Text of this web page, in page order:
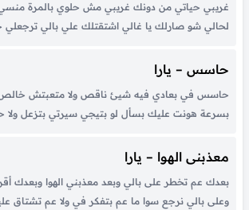
غريبي حياتي من دونك غريبي مش حلوي بالمرة
لحالي شو صارلك يا غالي اشتقتلك علي بالي
تشوفك عيني
حاسس – يارا
حاسس في بعادي فيه شيئ ناقص ولا متعبتش
بسرعة هونت عليك بسأل لو بتيجي سيرتي بتزعل ولا
مية حاجة بتمنع ياعني تلوم نفسك...
معذبنى الهوا – يارا
بعدك عم تخطر على بالي وبعد معذبني الهوا وبعدك
وعلى بالي نرجع سوا ما عم بتفكر في ولا عم تشتاق